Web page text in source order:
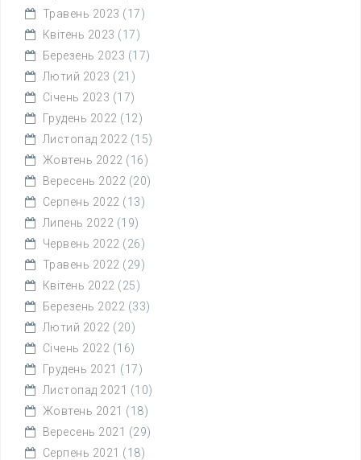
Травень 2023 (17)
Квітень 2023 (17)
Березень 2023 (17)
Лютий 2023 (21)
Січень 2023 (17)
Грудень 2022 (12)
Листопад 2022 (15)
Жовтень 2022 (16)
Вересень 2022 (20)
Серпень 2022 (13)
Липень 2022 (19)
Червень 2022 (26)
Травень 2022 (29)
Квітень 2022 (25)
Березень 2022 (33)
Лютий 2022 (20)
Січень 2022 (16)
Грудень 2021 (17)
Листопад 2021 (10)
Жовтень 2021 (18)
Вересень 2021 (29)
Серпень 2021 (18)